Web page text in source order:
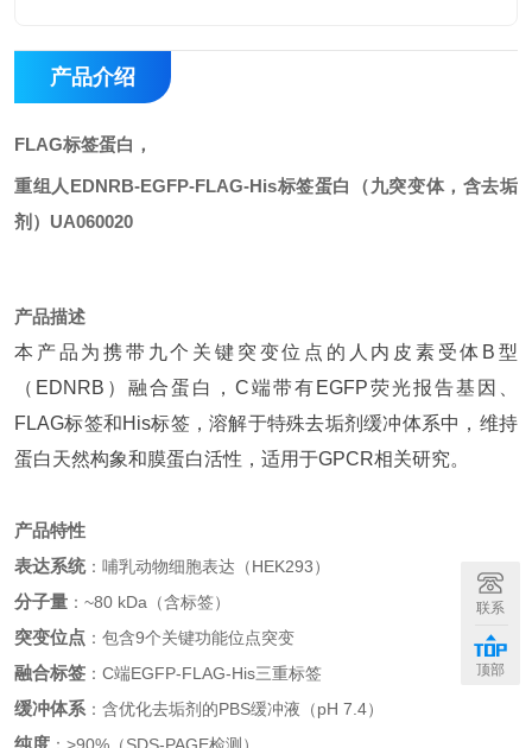
产品介绍
FLAG标签蛋白，
重组人EDNRB-EGFP-FLAG-His标签蛋白（九突变体，含去垢
剂） UA060020
产品描述
本产品为携带九个关键突变位点的人内皮素受体B型
（EDNRB）融合蛋白，C端带有EGFP荧光报告基因、
FLAG标签和His标签，溶解于特殊去垢剂缓冲体系中，维持
蛋白天然构象和膜蛋白活性，适用于GPCR相关研究。
产品特性
表达系统：哺乳动物细胞表达（HEK293）
分子量 ：~80 kDa（含标签）
突变位点 ：包含9个关键功能位点突变
融合标签 ：C端EGFP-FLAG-His三重标签
缓冲体系 ：含优化去垢剂的PBS缓冲液（pH 7.4）
纯度
联系
顶部